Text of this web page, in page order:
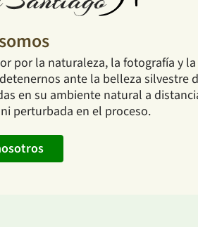
por la naturaleza, la fotografía y
ante la belleza silvestre
en su ambiente natural a
perturbada en el proceso.